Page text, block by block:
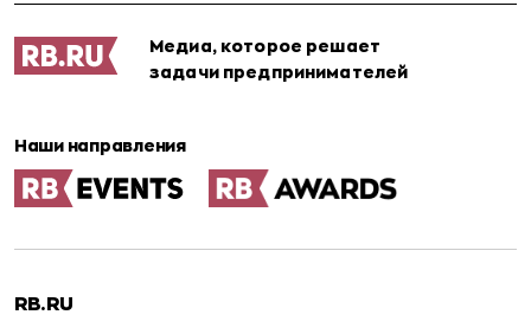
Медиа, которое решает
задачи предпринимателей
Наши направления
RB.RU